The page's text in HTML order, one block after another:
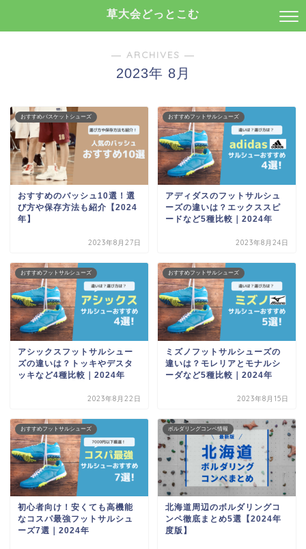
草大会どっとこむ
― ARCHIVES ―
2023年 8月
おすすめバスケットシューズ
おすすめのバッシュ10選！選
び方や保存方法も紹介【2024
年】
2023年8月27日
おすすめフットサルシューズ
アディダスのフットサルシュ
ーズの違いは？エックススピ
ードなど5種比較｜2024年
2023年8月24日
おすすめフットサルシューズ
アシックスフットサルシュー
ズの違いは？トッキやデスタ
ッキなど4種比較｜2024年
2023年8月22日
おすすめフットサルシューズ
ミズノフットサルシューズの
違いは？モレリアとモナルシ
ーダなど5種比較｜2024年
2023年8月15日
おすすめフットサルシューズ
初心者向け！安くても高機能
なコスパ最強フットサルシュ
ーズ7選｜2024年
ボルダリングコンペ情報
北海道周辺のボルダリングコ
ンペ徹底まとめ5選【2024年
度版】